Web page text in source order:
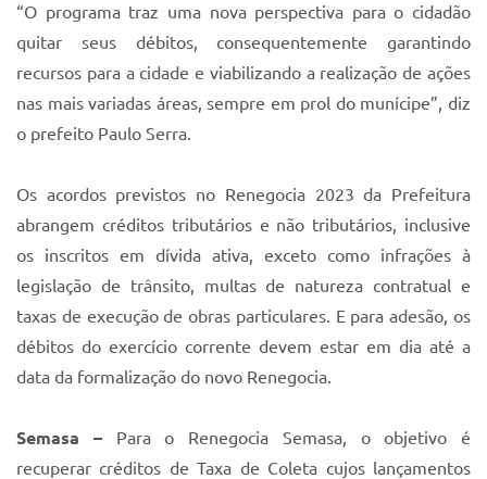
“O programa traz uma nova perspectiva para o cidadão
quitar seus débitos, consequentemente garantindo
recursos para a cidade e viabilizando a realização de ações
nas mais variadas áreas, sempre em prol do munícipe”, diz
o prefeito Paulo Serra.
Os acordos previstos no Renegocia 2023 da Prefeitura
abrangem créditos tributários e não tributários, inclusive
os inscritos em dívida ativa, exceto como infrações à
legislação de trânsito, multas de natureza contratual e
taxas de execução de obras particulares. E para adesão, os
débitos do exercício corrente devem estar em dia até a
data da formalização do novo Renegocia.
Semasa – Para o Renegocia Semasa, o objetivo é
recuperar créditos de Taxa de Coleta cujos lançamentos